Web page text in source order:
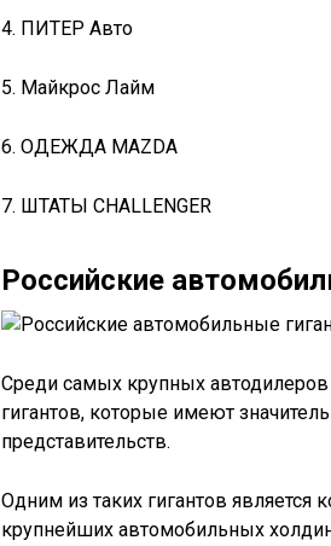
4. ПИТЕР Авто
5. Майкрос Лайм
6. ОДЕЖДА MAZDA
7. ШТАТЫ CHALLENGER
Российские
Среди самых крупных
гигантов, которые имеют
представительств.
Одним из таких гигантов является
крупнейших автомобильных